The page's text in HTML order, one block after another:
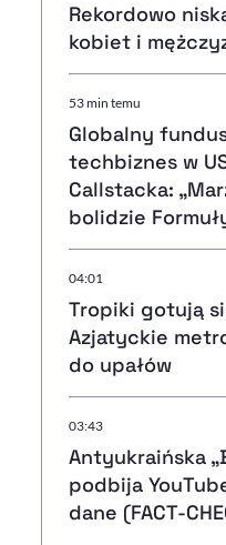
Rekordowo
kobiet i
53 min temu
Globalny
techbiznes w
Callstacka:
bolidzie
04:01
Tropiki gotują
Azjatyckie
do upałów
03:43
Antyukraińska
podbija
dane (FACT-